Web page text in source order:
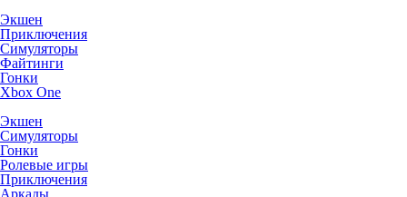
Экшен
Приключения
Симуляторы
Файтинги
Гонки
Xbox One
Экшен
Симуляторы
Гонки
Ролевые игры
Приключения
Аркады